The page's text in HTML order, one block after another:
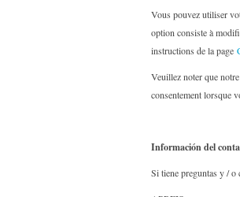
Vous pouvez utiliser
option consiste à
instructions de la page
Veuillez noter que
consentement lorsque
Información del
Si tiene preguntas y / o